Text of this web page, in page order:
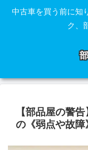
中古車を買う前に知
ク、
【部品屋の警
の《弱点や故障